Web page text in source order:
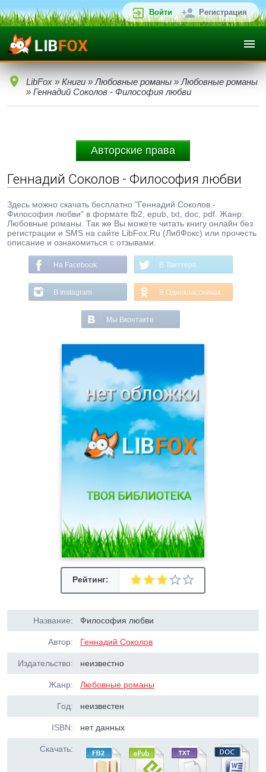
Войти Регистрация
LibFox » Книги » Любовные романы » Любовные романы
» Геннадий Соколов - Философия любви
Авторские права
Геннадий Соколов - Философия любви
Здесь можно скачать бесплатно "Геннадий Соколов -
Философия любви" в формате fb2, epub, txt, doc, pdf. Жанр:
Любовные романы. Так же Вы можете читать книгу онлайн без
регистрации и SMS на сайте LibFox.Ru (ЛибФокс) или прочесть
описание и ознакомиться с отзывами.
На Facebook В Твиттере
В Instagram В Одноклассниках
Мы Вконтакте
Рейтинг:
Название: Философия любви
Автор: Геннадий Соколов
Издательство: неизвестно
Жанр: Любовные романы
Год: неизвестен
ISBN: нет данных
Скачать: